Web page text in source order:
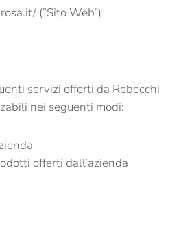
(“Sito Web”)
servizi offerti da Rebecchi
nei seguenti modi:
offerti dall’azienda